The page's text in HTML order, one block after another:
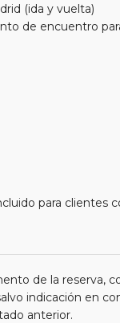
(ida y vuelta)
de encuentro
para clientes
de la reserva,
indicación en
anterior.